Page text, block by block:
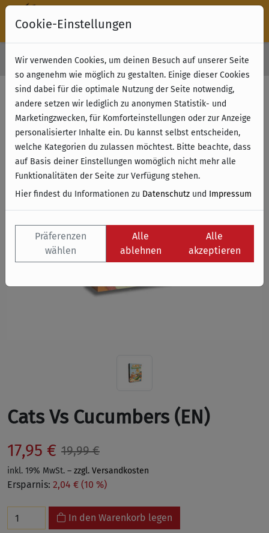
Kostenloser Versand & Retoure ab 49 € (innerhalb Deutschlands)
Cats Vs Cucumbers (EN)
17,95 € 19,99 €
inkl. 19% MwSt. – zzgl. Versandkosten
Ersparnis: 2,04 € (10 %)
In den Warenkorb legen
Cookie-Einstellungen
Wir verwenden Cookies, um deinen Besuch auf unserer Seite
so angenehm wie möglich zu gestalten. Einige dieser Cookies
sind dabei für die optimale Nutzung der Seite notwendig,
andere setzen wir lediglich zu anonymen Statistik- und
Marketingzwecken, für Komforteinstellungen oder zur Anzeige
personalisierter Inhalte ein. Du kannst selbst entscheiden,
welche Kategorien du zulassen möchtest. Bitte beachte, dass
auf Basis deiner Einstellungen womöglich nicht mehr alle
Funktionalitäten der Seite zur Verfügung stehen.
Hier findest du Informationen zu Datenschutz und Impressum
Präferenzen
wählen
Alle
ablehnen
Alle
akzeptieren